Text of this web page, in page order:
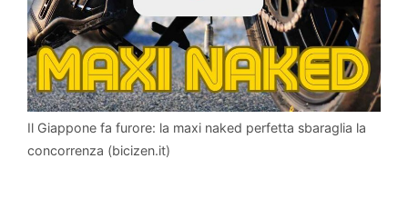
Il Giappone fa furore: la maxi naked perfetta sbaraglia la
concorrenza (bicizen.it)